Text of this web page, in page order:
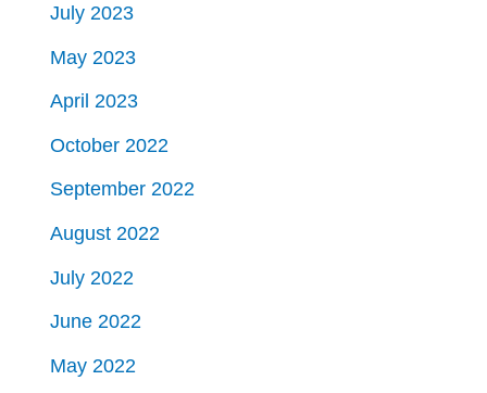
July 2023
May 2023
April 2023
October 2022
September 2022
August 2022
July 2022
June 2022
May 2022